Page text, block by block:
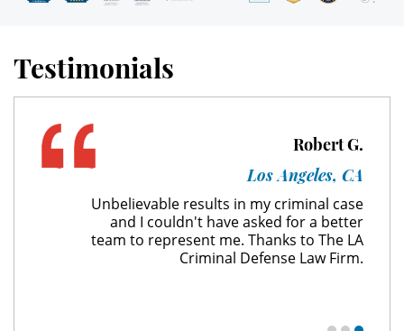
Drug (DUID)
DUI With A Passenger Under 14
Wet Reckless
Testimonials
Robert G.
Los Angeles, CA
Unbelievable results in my criminal case
and I couldn't have asked for a better
team to represent me. Thanks to The LA
Criminal Defense Law Firm.